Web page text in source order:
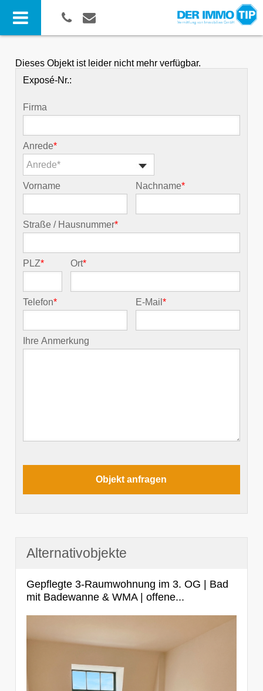
Dieses Objekt ist leider nicht mehr verfügbar.
Exposé-Nr.:
Firma
Anrede*
Anrede*
Vorname Nachname*
Straße / Hausnummer*
PLZ* Ort*
Telefon* E-Mail*
Ihre Anmerkung
Alternativobjekte
Gepflegte 3-Raumwohnung im 3. OG | Bad
mit Badewanne & WMA | offene...